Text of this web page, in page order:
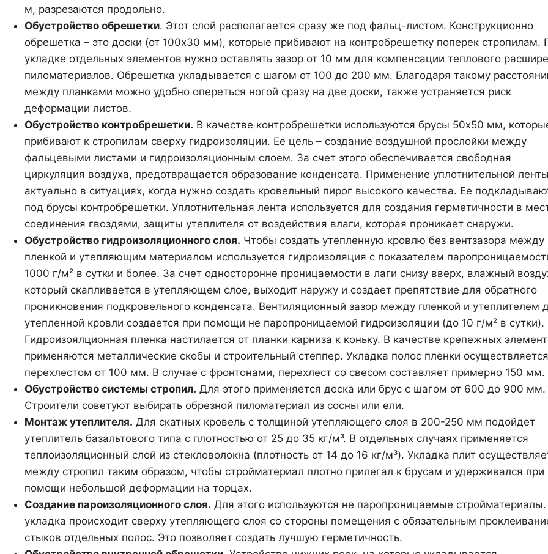
м, разрезаются продольно.
Обустройство обрешетки. Этот слой располагается сразу же под фальц-листом. Конструкционно
обрешетка – это доски (от 100х30 мм), которые прибивают на контробрешетку поперек стропилам.
укладке отдельных элементов нужно оставлять зазор от 10 мм для компенсации теплового
пиломатериалов. Обрешетка укладывается с шагом от 100 до 200 мм. Благодаря такому
между планками можно удобно опереться ногой сразу на две доски, также устраняется риск
деформации листов.
Обустройство контробрешетки. В качестве контробрешетки используются брусы 50х50 мм,
прибивают к стропилам сверху гидроизоляции. Ее цель – создание воздушной прослойки между
фальцевыми листами и гидроизоляционным слоем. За счет этого обеспечивается свободная
циркуляция воздуха, предотвращается образование конденсата. Применение уплотнительной ленты
актуально в ситуациях, когда нужно создать кровельный пирог высокого качества. Ее
под брусы контробрешетки. Уплотнительная лента используется для создания герметичности в
соединения гвоздями, защиты утеплителя от воздействия влаги, которая проникает снаружи.
Обустройство гидроизоляционного слоя. Чтобы создать утепленную кровлю без вентзазора между
пленкой и утепляющим материалом используется гидроизоляция с показателем
1000 г/м² в сутки и более. За счет односторонне проницаемости в лаги снизу вверх, влажный
который скапливается в утепляющем слое, выходит наружу и создает препятствие для обратного
проникновения подкровельного конденсата. Вентиляционный зазор между пленкой и утеплителем
утепленной кровли создается при помощи не паропроницаемой гидроизоляции (до 10 г/м² в сутки).
Гидроизоялционная пленка настилается от планки карниза к коньку. В качестве крепежных
применяются металлические скобы и строительный степпер. Укладка полос пленки
перехлестом от 100 мм. В случае с фронтонами, перехлест со свесом составляет примерно 150 мм.
Обустройство системы стропил. Для этого применяется доска или брус с шагом от 600 до 900 мм.
Строители советуют выбирать обрезной пиломатериал из сосны или ели.
Монтаж утеплителя. Для скатных кровель с толщиной утепляющего слоя в 200-250 мм подойдет
утеплитель базальтового типа с плотностью от 25 до 35 кг/м³. В отдельных случаях применяется
теплоизоляционный слой из стекловолокна (плотность от 14 до 16 кг/м³). Укладка плит
между стропил таким образом, чтобы стройматериал плотно прилегал к брусам и удерживался при
помощи небольшой деформации на торцах.
Создание пароизоляционного слоя. Для этого используются не паропроницаемые
укладка происходит сверху утепляющего слоя со стороны помещения с обязательным
стыков отдельных полос. Это позволяет создать лучшую герметичность.